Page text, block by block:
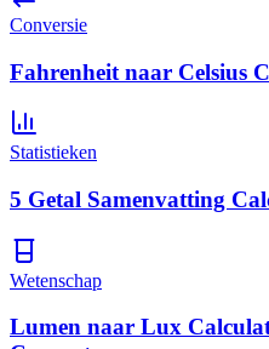
Conversie
Fahrenheit naar Celsius
Statistieken
5 Getal Samenvatting
Wetenschap
Lumen naar Lux